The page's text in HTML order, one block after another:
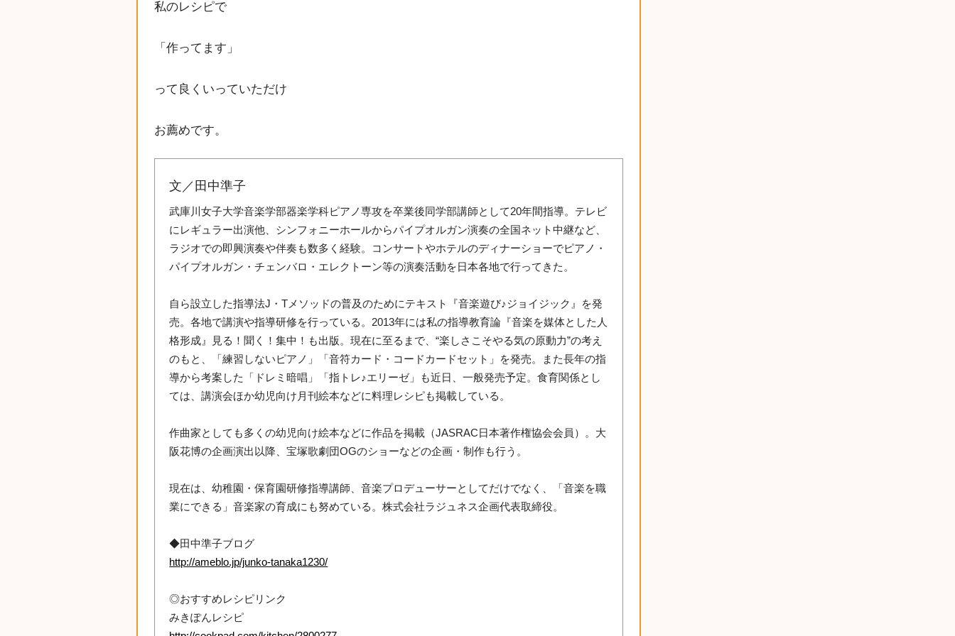
私のレシピで
「作ってます」
って良くいっていただけ
お薦めです。
文／田中準子
武庫川女子大学音楽学部器楽学科ピアノ専攻を卒業後同学部講師として20年間指導。テレビ
にレギュラー出演他、シンフォニーホールからパイプオルガン演奏の全国ネット中継など、
ラジオでの即興演奏や伴奏も数多く経験。コンサートやホテルのディナーショーでピアノ・
パイプオルガン・チェンバロ・エレクトーン等の演奏活動を日本各地で行ってきた。
自ら設立した指導法J・Tメソッドの普及のためにテキスト『音楽遊び♪ジョイジック』を発
売。各地で講演や指導研修を行っている。2013年には私の指導教育論『音楽を媒体とした人
格形成』見る！聞く！集中！も出版。現在に至るまで、“楽しさこそやる気の原動力”の考え
のもと、「練習しないピアノ」「音符カード・コードカードセット」を発売。また長年の指
導から考案した「ドレミ暗唱」「指トレ♪エリーゼ」も近日、一般発売予定。食育関係とし
ては、講演会ほか幼児向け月刊絵本などに料理レシピも掲載している。
作曲家としても多くの幼児向け絵本などに作品を掲載（JASRAC日本著作権協会会員）。大
阪花博の企画演出以降、宝塚歌劇団OGのショーなどの企画・制作も行う。
現在は、幼稚園・保育園研修指導講師、音楽プロデューサーとしてだけでなく、「音楽を職
業にできる」音楽家の育成にも努めている。株式会社ラジュネス企画代表取締役。
◆田中準子ブログ
http://ameblo.jp/junko-tanaka1230/
◎おすすめレシピリンク
みきぽんレシピ